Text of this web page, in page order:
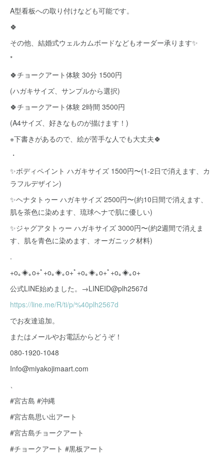
A型看板への取り付けなども可能です。
🍀
その他、結婚式ウェルカムボードなどもオーダー承ります✨
*
🍀チョークアート体験 30分 1500円
(ハガキサイズ、サンプルから選択)
🍀チョークアート体験 2時間 3500円
(A4サイズ、好きなものが描けます！)
※下書きがあるので、絵が苦手な人でも大丈夫🍀
・
✨ボディペイント ハガキサイズ 1500円〜(1-2日で消えます、カ
ラフルデザイン)
✨ヘナタトゥー ハガキサイズ 2500円〜(約10日間で消えます、
肌を茶色に染めます、琉球ヘナで肌に優しい)
✨ジャグアタトゥー ハガキサイズ 3000円〜(約2週間で消えま
す、肌を青色に染めます、オーガニック材料)
.
+o｡◈｡o+ﾟ+o｡◈｡o+ﾟ+o｡◈｡o+ﾟ+o｡◈｡o+
公式LINE始めました。→LINEID@plh2567d
https://line.me/R/ti/p/%40plh2567d
でお友達追加。
またはメールやお電話からどうぞ！
080-1920-1048
Info@miyakojimaart.com
、
#宮古島 #沖縄
#宮古島思い出アート
#宮古島チョークアート
#チョークアート #黒板アート